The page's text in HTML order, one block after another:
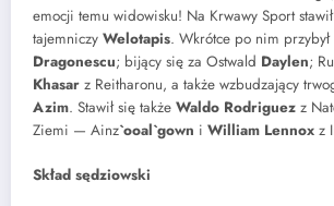
emocji temu widowisku! Na Krwawy Sport
tajemniczy Welotapis. Wkrótce po nim
Dragonescu; bijący się za Ostwald Daylen;
Khasar z Reitharonu, a także wzbudzający
Azim. Stawił się także Waldo Rodriguez z
Ziemi — Ainz`ooal`gown i William Lennox z
Skład sędziowski